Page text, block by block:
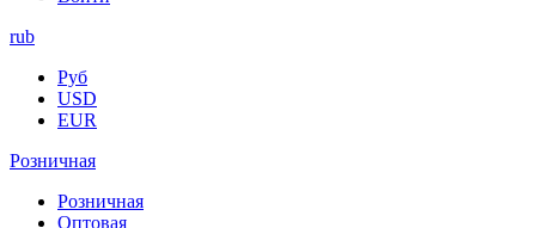
rub
Руб
USD
EUR
Розничная
Розничная
Оптовая